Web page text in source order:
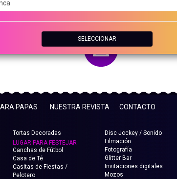
PAPAS NUESTRA REVISTA CONTACTO
Tortas Decoradas
LUGAR PARA FESTEJAR
Canchas de Fútbol
Casa de Té
Casitas de Fiestas /
Pelotero
Disc Jockey / Sonido
Filmación
Fotografía
Glitter Bar
Invitaciones digitales
Mozos
SELECCIONAR